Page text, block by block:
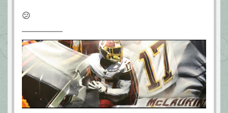
😕